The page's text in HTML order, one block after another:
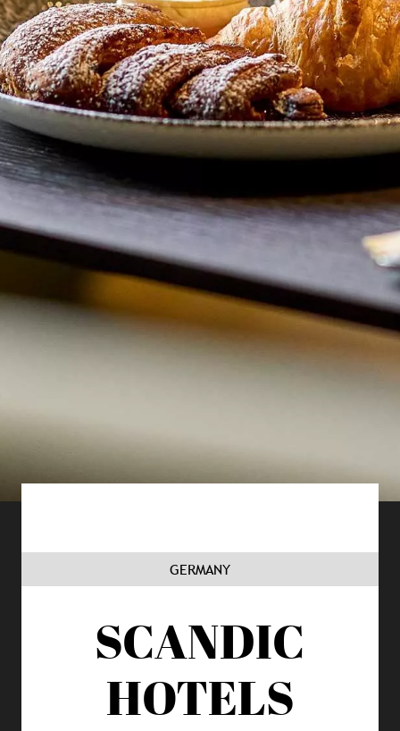
GERMANY
SCANDIC
HOTELS